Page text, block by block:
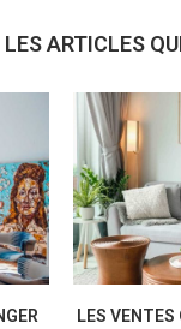
LES ARTICLES
À PARTIR